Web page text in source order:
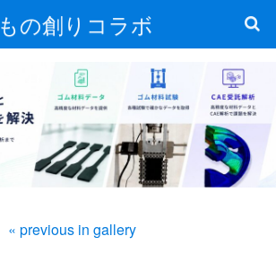
もの創りコラボ
« previous in gallery